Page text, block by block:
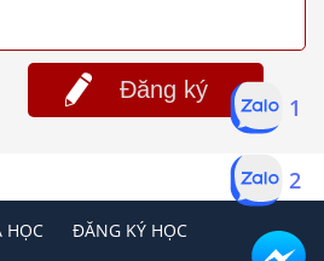
Đăng ký
BÁO CHÍ NÓI VỀ
ĐĂNG KÍ HỌC
Tư vấn facebook
ĐĂNG KÝ HỌC
1
2